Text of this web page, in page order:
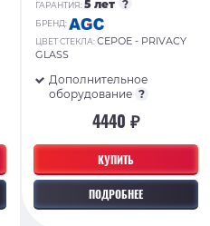
КУПИТЬ
ПОДРОБНЕЕ
ГАРАНТИЯ:5 лет ?
БРЕНД:
ЦВЕТ СТЕКЛА:СЕРОЕ - PRIVACY
GLASS
Дополнительное
оборудование ?
4440 ₽